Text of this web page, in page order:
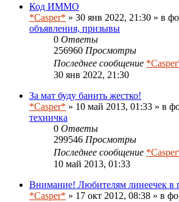
Код ИММО
*Casper* » 30 янв 2022, 21:30 » в
объявления, призывы
0 Ответы
256960 Просмотры
Последнее сообщение
30 янв 2022, 21:30
За мат буду банить жестко!
*Casper* » 10 май 2013, 01:33 » в
техничка
0 Ответы
299546 Просмотры
Последнее сообщение
10 май 2013, 01:33
Внимание! Любителям линеечек в
*Casper* » 17 окт 2012, 08:38 » в